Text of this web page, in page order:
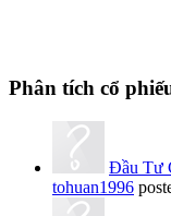
Phân tích cổ
Đầu Tư
tohuan1996